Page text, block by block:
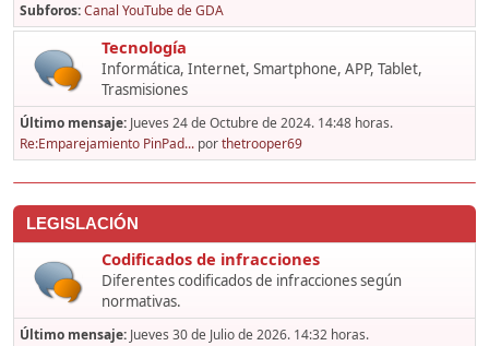
Subforos Canal YouTube de GDA
Tecnología
Informática, Internet, Smartphone, APP, Tablet,
Trasmisiones
Último mensaje: Jueves 24 de Octubre de 2024. 14:48 horas.
Re:Emparejamiento PinPad... porthetrooper69
LEGISLACIÓN
Codificados de infracciones
Diferentes codificados de infracciones según
normativas.
Último mensaje: Jueves 30 de Julio de 2026. 14:32 horas.